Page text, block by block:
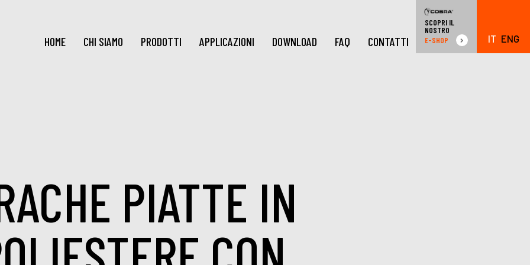
HOME CHI SIAMO PRODOTTI APPLICAZIONI DOWNLOAD FAQ CONTATTI
SCOPRI IL
NOSTRO
E-SHOP
IT ENG
PIATTE IN